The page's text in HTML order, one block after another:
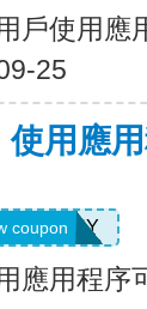
戶使用應
25
用應
6FANY
coupon
應用程序